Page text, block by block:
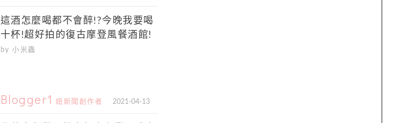
這酒怎麼喝都不會醉!?今晚我要喝
十杯!超好拍的復古摩登風餐酒館!
by 小米蟲
Blogger1 妞新聞創作者 2021-04-13